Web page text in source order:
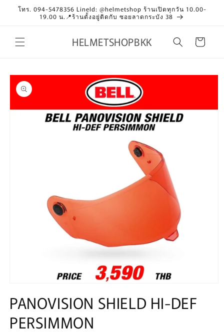
Skip to
content
โทร. 094-5478356 LineId: @helmetshop ร้านเปิดทุกวัน 10.00-
19.00 น.📍ร้านตั้งอยู่ติดกับ ซอยลาดกระบัง 38
HELMETSHOPBKK Cart
Skip to
product
information
1
in
modal
PANOVISION SHIELD HI-DEF
PERSIMMON